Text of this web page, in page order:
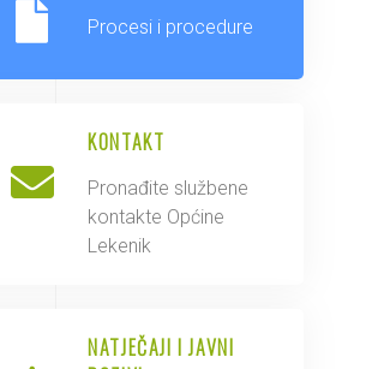
Procesi i procedure
KONTAKT
Pronađite službene
kontakte Općine
Lekenik
NATJEČAJI I JAVNI